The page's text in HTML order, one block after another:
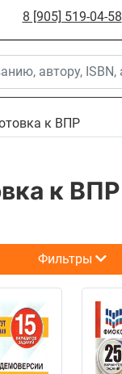
8 [905] 519-04-58
к ВПР
к ВПР
Фильтры